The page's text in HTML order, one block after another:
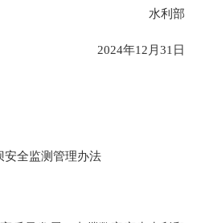
水利部
2024年12月31日
全监测管理办法